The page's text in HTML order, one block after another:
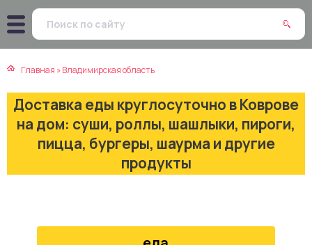
Главная »Владимирская область
Доставка еды круглосуточно в Коврове
на дом: суши, роллы, шашлыки, пироги,
пицца, бургеры, шаурма и другие
продукты
кухня
кухня
кухня